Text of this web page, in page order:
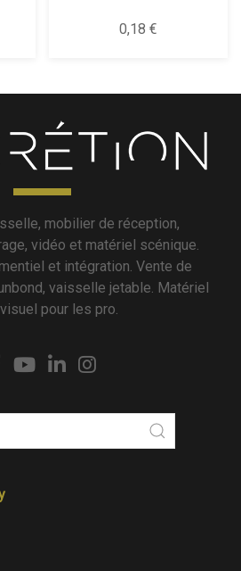
0,18 €
mobilier de réception,
vidéo et matériel scénique.
et intégration. Vente de
vaisselle jetable. Matériel
pour les pro.